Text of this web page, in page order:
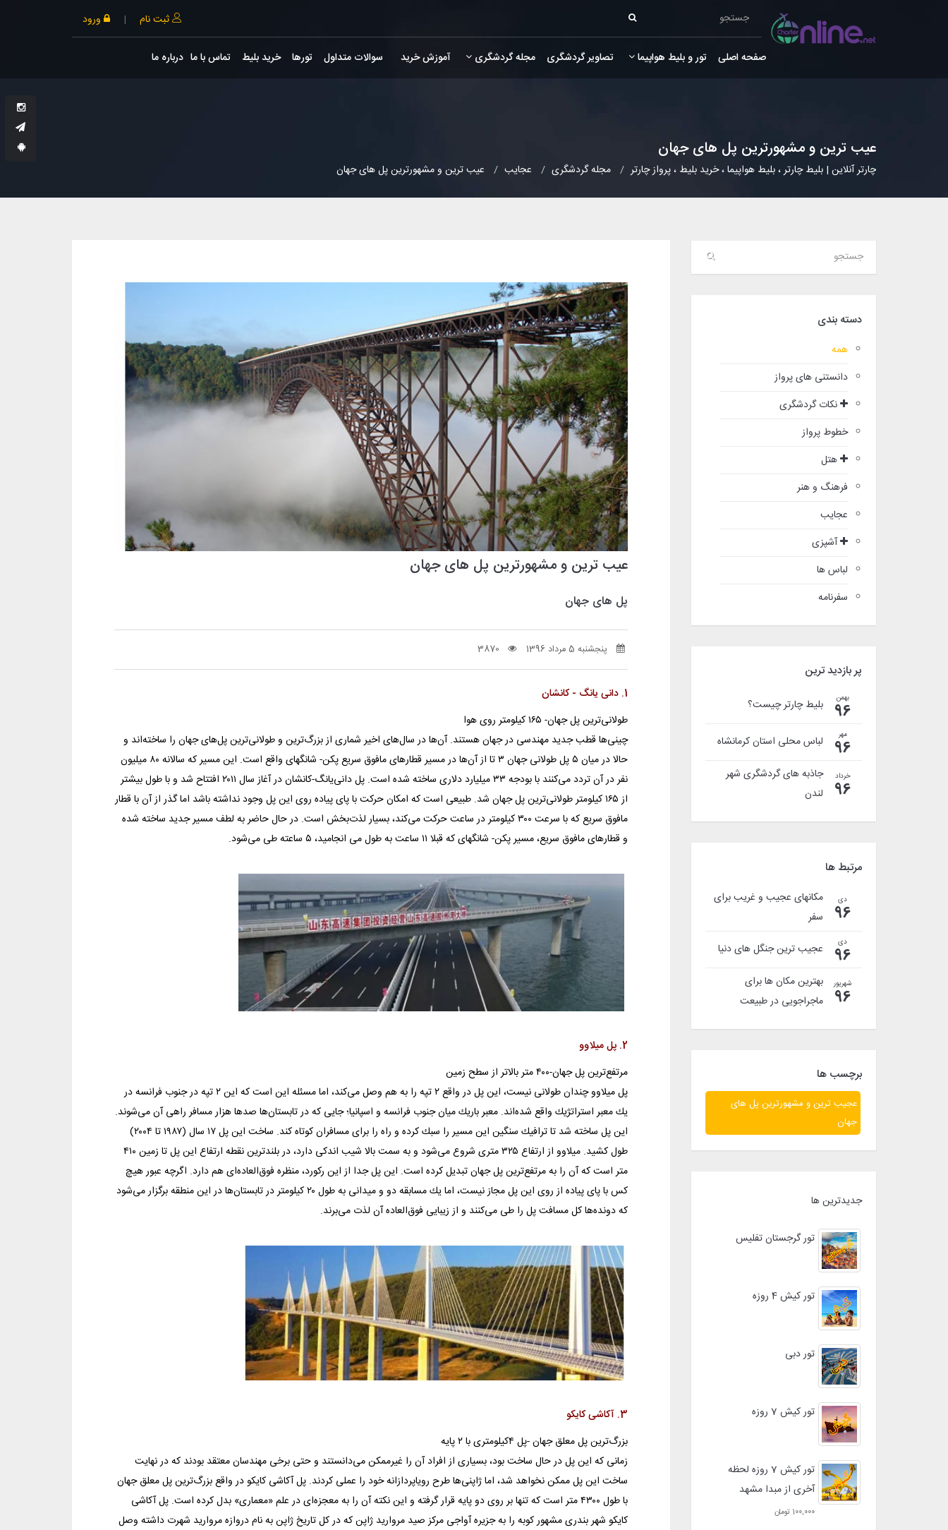
ثبت نام | ورود
صفحه اصلی تور و بلیط هواپیما تصاویر گردشگری مجله گردشگری آموزش خرید سوالات متداول تورها خرید بلیط تماس با ما درباره ما
عیب ترین و مشهورترین پل های جهان
چارتر آنلاین | بلیط چارتر ، بلیط هواپیما ، خرید بلیط ، پرواز چارتر مجله گردشگری عجایب عیب ترین و مشهورترین پل های جهان
دسته بندی
همه
دانستنی های پرواز
نکات گردشگری
خطوط پرواز
هتل
فرهنگ و هنر
عجایب
آشپزی
لباس ها
سفرنامه
پر بازدید ترین
بهمن
96 بلیط چارتر چیست؟
مهر
96 لباس محلی استان کرمانشاه
خرداد
96
جاذبه های گردشگری شهر
لندن
مرتبط ها
دی
96
مکانهای عجیب و غریب برای
سفر
دی
96 عجیب ترین جنگل های دنیا
شهریور
96
بهترین مکان ها برای
ماجراجویی در طبیعت
برچسب ها
عجیب ترین و مشهورترین پل های
جهان
جدیدترین ها
تور گرجستان تفلیس
تور کیش 4 روزه
تور دبی
تور کیش 7 روزه
تور کیش 7 روزه لحظه
آخری از مبدا مشهد
100,000 تومان
عیب ترین و مشهورترین پل های جهان
پل های جهان
پنجشنبه 5 مرداد 1396 3870
1. دانی یانگ - كانشان
طولانی‌ترین پل جهان- ۱۶۵ كیلومتر روی هوا
چینی‌ها قطب جدید مهندسی در جهان هستند. آن‌ها در سال‌های اخیر شماری از بزرگ‌ترین و طولانی‌ترین پل‌های جهان را ساخته‌اند و
حالا در میان ۵ پل طولانی جهان ۳ تا از‌ آن‌ها در مسیر قطارهای مافوق سریع پكن- شانگهای واقع است. این مسیر كه سالانه ۸۰ میلیون
نفر در آن تردد می‌كنند با بودجه ۳۳ میلیارد دلاری ساخته شده است. پل دانی‌یانگ-كانشان در آغاز سال ۲۰۱۱ افتتاح شد و با طول بیشتر
از ۱۶۵ كیلومتر طولانی‌ترین پل جهان شد. طبیعی است كه امكان حركت با پای پیاده روی این پل وجود نداشته باشد اما گذر از آن با قطار
مافوق سریع كه با سرعت ۳۰۰ كیلومتر در ساعت حركت می‌كند، بسیار لذت‌بخش است. در حال حاضر به لطف مسیر جدید ساخته شده
و قطارهای مافوق سریع، مسیر پكن- شانگهای كه قبلا ۱۱ ساعت به طول می انجامید، ۵ ساعته طی می‌شود.
2. پل میلاوو
مرتفع‌ترین پل جهان-۴۰۰ متر بالاتر از سطح زمین
پل میلاوو چندان طولانی نیست، این پل در واقع ۲ تپه را به هم وصل می‌كند، اما مسئله این است كه این ۲ تپه در جنوب فرانسه در
یك معبر استراتژیك واقع شده‌اند. معبر باریك میان جنوب فرانسه و اسپانیا؛ جایی كه در تابستان‌ها صدها هزار مسافر راهی آن می‌شوند.
این پل ساخته شد تا ترافیك سنگین‌ این مسیر را سبك كرده و راه را برای مسافران كوتاه كند. ساخت این پل ۱۷ سال (۱۹۸۷ تا ۲۰۰۴)
طول كشید. میلاوو از ارتفاع ۳۲۵ متری شروع می‌شود و به سمت بالا شیب اندكی دارد، در بلندترین نقطه ارتفاع این پل تا زمین ۴۱۰
متر است كه آن را به مرتفع‌ترین پل جهان تبدیل كرده است. این پل جدا از این ركورد، منظره فوق‌العاده‌ای هم دارد. اگرچه عبور هیچ
كس با پای پیاده از روی این پل مجاز نیست، اما یك مسابقه دو و میدانی به طول ۲۰‌ كیلومتر در تابستان‌ها در این منطقه برگزار می‌شود
كه دونده‌ها كل مسافت پل را طی می‌كنند و از زیبایی فوق‌العاده آن لذت می‌برند.
3. آكاشی كایكو
بزرگ‌ترین پل معلق جهان -پل ۴كیلومتری با ۲ پایه
زمانی كه این پل در حال ساخت بود، بسیاری از افراد آن را غیرممكن می‌دانستند و حتی برخی مهندسان معتقد بودند كه در نهایت
ساخت این پل ممكن نخواهد شد، اما ژاپنی‌ها طرح رویاپردازانه خود را عملی كردند. پل آكاشی كایكو در واقع بزرگ‌ترین پل معلق جهان
با طول ۴۳۰۰ متر است که تنها بر روی دو پایه قرار گرفته و این نكته آن را به معجزه‌ای در علم «معماری» بدل كرده است. پل آكاشی
كایكو شهر بندری مشهور كوبه را به جزیره آواجی مركز صید مروارید ژاپن كه در كل تاریخ ژاپن به نام دروازه مروارید شهرت داشته وصل